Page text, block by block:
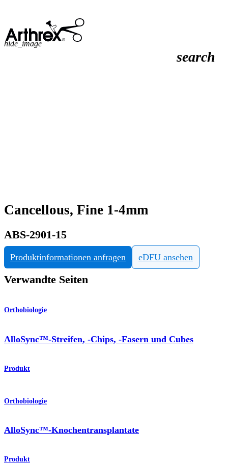
search
hide_image
Cancellous, Fine 1-4mm
ABS-2901-15
Produktinformationen anfragen eDFU ansehen
Verwandte Seiten
Orthobiologie
AlloSync™-Streifen, -Chips, -Fasern und Cubes
Produkt
Orthobiologie
AlloSync™-Knochentransplantate
Produkt